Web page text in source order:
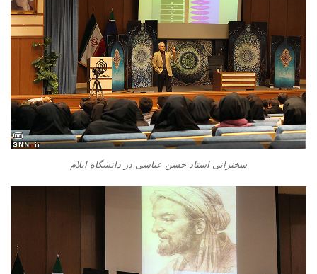
سخنرانی استاد حسن عباسی در دانشگاه ایلام